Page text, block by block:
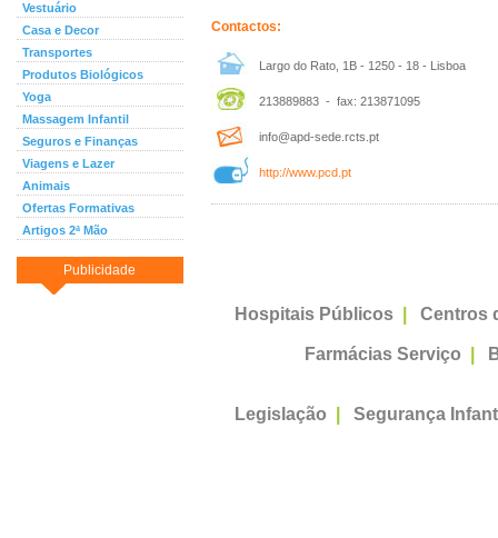
Vestuário
Casa e Decor
Transportes
Produtos Biológicos
Yoga
Massagem Infantil
Seguros e Finanças
Viagens e Lazer
Animais
Ofertas Formativas
Artigos 2ª Mão
Publicidade
Contactos:
Largo do Rato, 1B - 1250 - 18 - Lisboa
213889883 - fax: 213871095
info@apd-sede.rcts.pt
http://www.pcd.pt
Hospitais Públicos Centros
Farmácias Serviço
Legislação Segurança